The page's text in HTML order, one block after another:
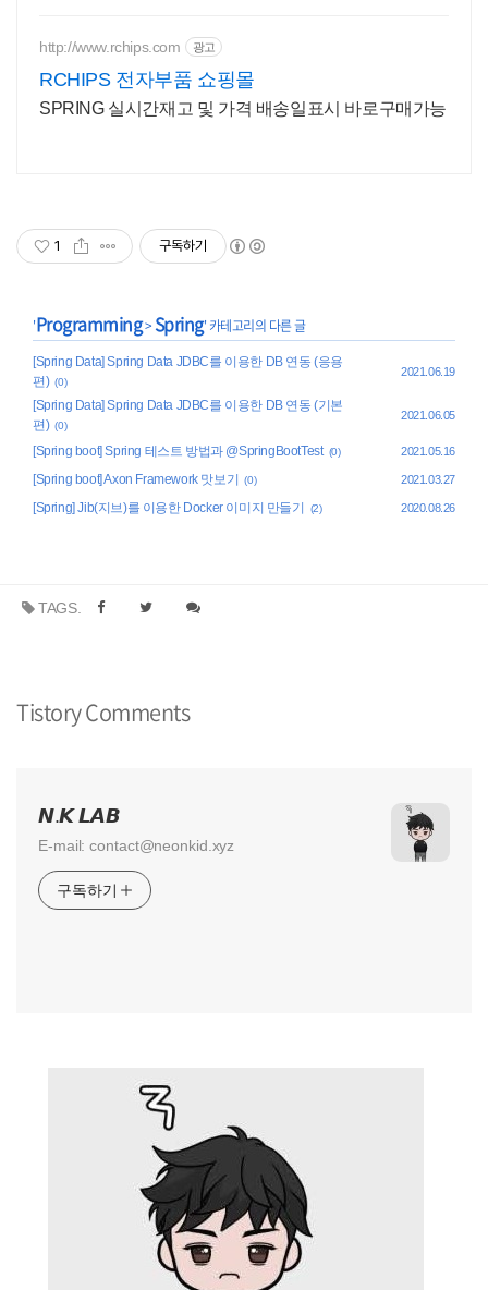
http://www.rchips.com 광고
RCHIPS 전자부품 쇼핑몰
SPRING 실시간재고 및 가격 배송일표시 바로구매가능
1 구독하기
'Programming>Spring' 카테고리의 다른 글
[Spring Data] Spring Data JDBC를 이용한 DB 연동 (응용
편) (0)
2021.06.19
[Spring Data] Spring Data JDBC를 이용한 DB 연동 (기본
편) (0)
2021.06.05
[Spring boot] Spring 테스트 방법과 @SpringBootTest (0) 2021.05.16
[Spring boot] Axon Framework 맛보기 (0) 2021.03.27
[Spring] Jib(지브)를 이용한 Docker 이미지 만들기 (2) 2020.08.26
TAGS.
Tistory Comments
𝙉.𝙆 𝙇𝘼𝘽
E-mail: contact@neonkid.xyz
구독하기